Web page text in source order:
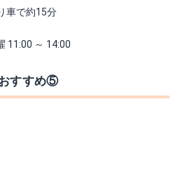
車で約15分
11:00 ～ 14:00
すすめ⑤